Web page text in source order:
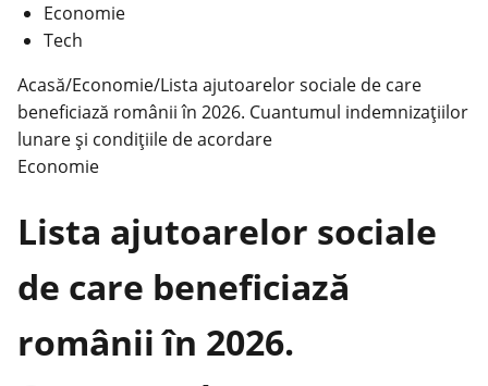
Economie
Tech
Acasă/Economie/Lista ajutoarelor sociale de care
beneficiază românii în 2026. Cuantumul indemnizațiilor
lunare și condițiile de acordare
Economie
Lista ajutoarelor sociale
de care beneficiază
românii în 2026.